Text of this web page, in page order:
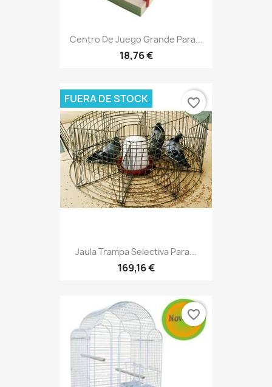
Centro De Juego Grande Para...
18,76 €
Jaula Trampa Selectiva Para...
169,16 €
FUERA DE STOCK favorite_border
favorite_border